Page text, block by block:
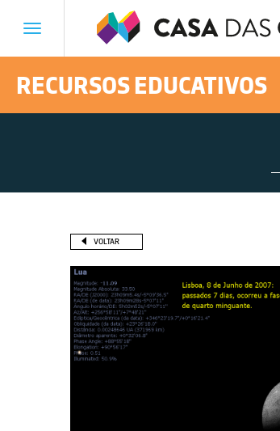
Toggle
RECURSOS EDUCATIVOS
VOLTAR